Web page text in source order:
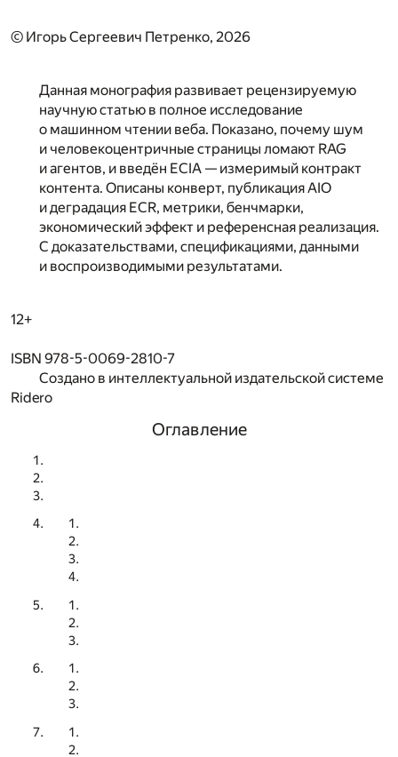
© Игорь Сергеевич Петренко, 2026
Данная монография развивает рецензируемую
научную статью в полное исследование
о машинном чтении веба. Показано, почему шум
и человекоцентричные страницы ломают RAG
и агентов, и введён ECIA — измеримый контракт
контента. Описаны конверт, публикация AIO
и деградация ECR, метрики, бенчмарки,
экономический эффект и референсная реализация.
С доказательствами, спецификациями, данными
и воспроизводимыми результатами.
12+
ISBN 978-5-0069-2810-7
Создано в интеллектуальной издательской системе
Ridero
Оглавление